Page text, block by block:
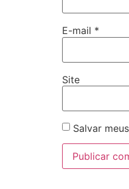
E-mail *
Site
Salvar